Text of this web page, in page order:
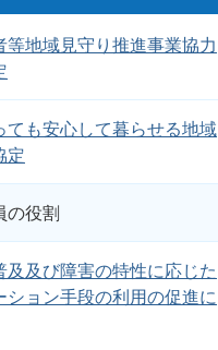
等地域見守り推進事業協力
ても安心して暮らせる地域
定
の役割
及及び障害の特性に応じた
ション手段の利用の促進に